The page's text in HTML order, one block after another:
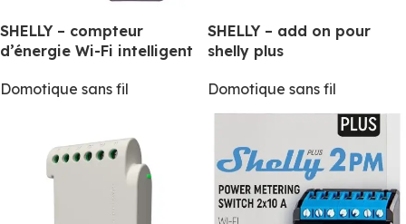
SHELLY – compteur
d’énergie Wi-Fi intelligent
Domotique sans fil
SHELLY – add on pour
shelly plus
Domotique sans fil